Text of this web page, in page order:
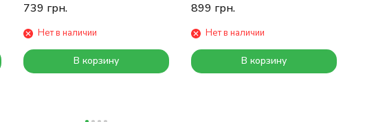
739 грн.
Нет в наличии
В корзину
899 грн.
Нет в наличии
В корзину